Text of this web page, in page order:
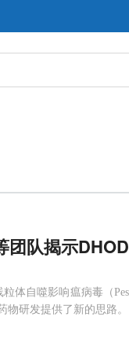
团队揭示
体自噬影响瘟病毒（
物研发提供了新的思路。